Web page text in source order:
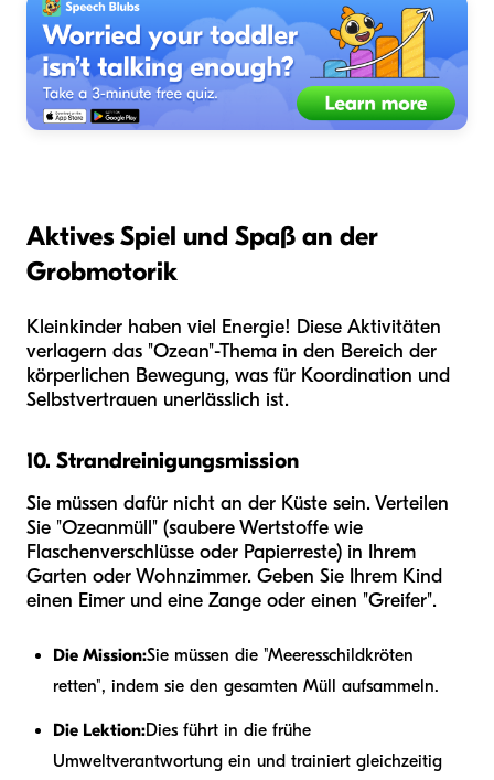
Aktives Spiel und Spaß an der
Grobmotorik
Kleinkinder haben viel Energie! Diese Aktivitäten
verlagern das "Ozean"-Thema in den Bereich der
körperlichen Bewegung, was für Koordination und
Selbstvertrauen unerlässlich ist.
10. Strandreinigungsmission
Sie müssen dafür nicht an der Küste sein. Verteilen
Sie "Ozeanmüll" (saubere Wertstoffe wie
Flaschenverschlüsse oder Papierreste) in Ihrem
Garten oder Wohnzimmer. Geben Sie Ihrem Kind
einen Eimer und eine Zange oder einen "Greifer".
Die Mission:Sie müssen die "Meeresschildkröten
retten", indem sie den gesamten Müll aufsammeln.
Die Lektion:Dies führt in die frühe
Umweltverantwortung ein und trainiert gleichzeitig